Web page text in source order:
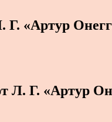
Г. «Артур
Л. Г. «Артур